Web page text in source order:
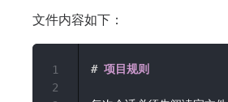
文件内容如下：
# 项目规则
1
2